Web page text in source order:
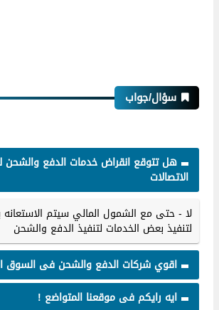
سؤال/جواب
هل تتوقع انقراض خدمات الدفع والشحن
الاتصالات
لا - حتى مع الشمول المالي سيتم الاستعانه
لتنفيذ بعض الخدمات لتنفيذ الدفع والشحن
اقوي شركات الدفع والشحن فى السوق
ايه رايكم فى موقعنا المتواضع !
اورنج